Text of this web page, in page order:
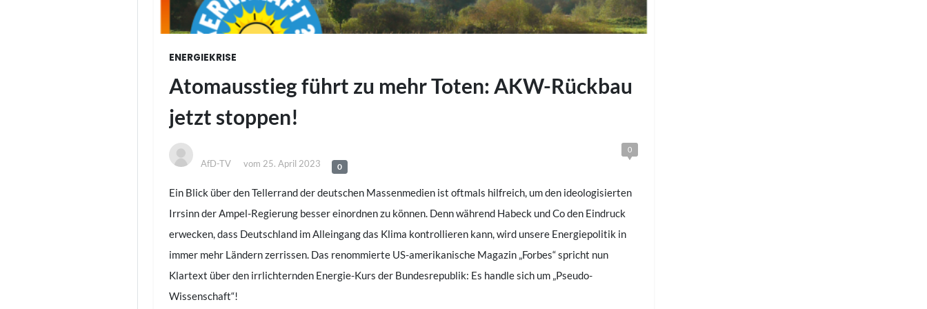
ENERGIEKRISE
Atomausstieg führt zu mehr Toten: AKW-Rückbau
jetzt stoppen!
AfD-TV vom 25. April 2023 0
0
Ein Blick über den Tellerrand der deutschen Massenmedien ist oftmals hilfreich, um den ideologisierten
Irrsinn der Ampel-Regierung besser einordnen zu können. Denn während Habeck und Co den Eindruck
erwecken, dass Deutschland im Alleingang das Klima kontrollieren kann, wird unsere Energiepolitik in
immer mehr Ländern zerrissen. Das renommierte US-amerikanische Magazin „Forbes“ spricht nun
Klartext über den irrlichternden Energie-Kurs der Bundesrepublik: Es handle sich um „Pseudo-
Wissenschaft“!